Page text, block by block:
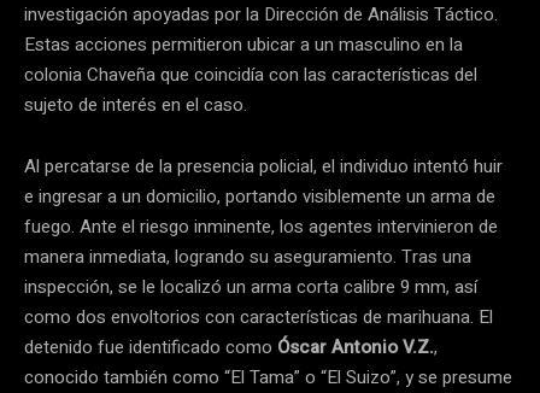
investigación apoyadas por la Dirección de Análisis Táctico.
Estas acciones permitieron ubicar a un masculino en la
colonia Chaveña que coincidía con las características del
sujeto de interés en el caso.
Al percatarse de la presencia policial, el individuo intentó huir
e ingresar a un domicilio, portando visiblemente un arma de
fuego. Ante el riesgo inminente, los agentes intervinieron de
manera inmediata, logrando su aseguramiento. Tras una
inspección, se le localizó un arma corta calibre 9 mm, así
como dos envoltorios con características de marihuana. El
detenido fue identificado como Óscar Antonio V.Z.,
conocido también como “El Tama” o “El Suizo”, y se presume